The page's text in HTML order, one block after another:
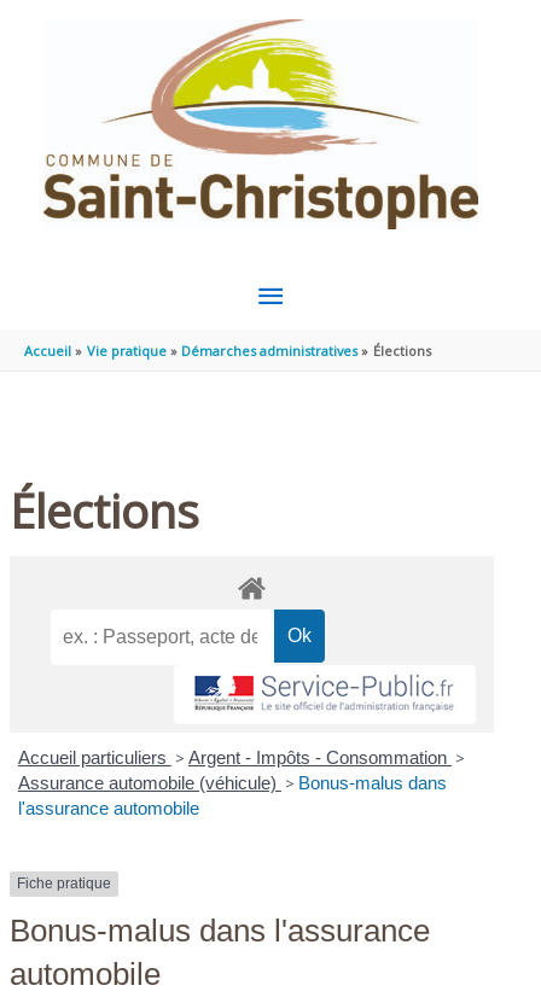
MENU
PRINCIPAL
Accueil Vie pratique Démarches administratives Élections
Élections
Accueil particuliers > Argent - Impôts - Consommation >
Assurance automobile (véhicule) > Bonus-malus dans
l'assurance automobile
Fiche pratique
Bonus-malus dans l'assurance
automobile